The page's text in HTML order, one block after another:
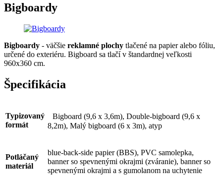
Bigboardy
Bigboardy - väčšie reklamné plochy tlačené na papier alebo fóliu,
určené do exteriéru. Bigboard sa tlačí v štandardnej veľkosti
960x360 cm.
Špecifikácia
Typizovaný
formát
Bigboard (9,6 x 3,6m), Double-bigboard (9,6 x
8,2m), Malý bigboard (6 x 3m), atyp
Potláčaný
materiál
blue-back-side papier (BBS), PVC samolepka,
banner so spevnenými okrajmi (zváranie), banner so
spevnenými okrajmi a s gumolanom na uchytenie